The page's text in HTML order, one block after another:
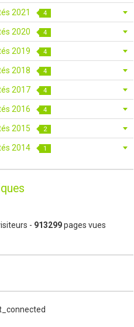
2021 4
2020 4
2019 4
2018 4
2017 4
2016 4
2015 2
2014 1
- 913299pages vues